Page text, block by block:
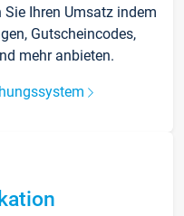
Ihren Umsatz indem
Gutscheincodes,
mehr anbieten.